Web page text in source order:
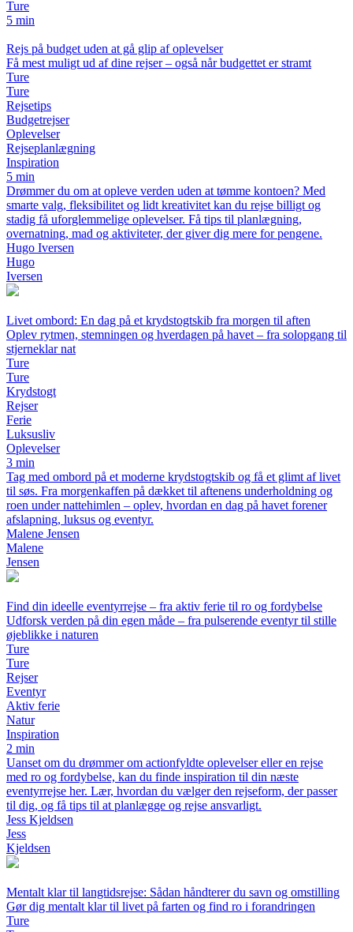
Ture
5 min
Rejs på budget uden at gå glip af oplevelser
Få mest muligt ud af dine rejser – også når budgettet er stramt
Ture
Ture
Rejsetips
Budgetrejser
Oplevelser
Rejseplanlægning
Inspiration
5 min
Drømmer du om at opleve verden uden at tømme kontoen? Med
smarte valg, fleksibilitet og lidt kreativitet kan du rejse billigt og
stadig få uforglemmelige oplevelser. Få tips til planlægning,
overnatning, mad og aktiviteter, der giver dig mere for pengene.
Hugo Iversen
Hugo
Iversen
Livet ombord: En dag på et krydstogtskib fra morgen til aften
Oplev rytmen, stemningen og hverdagen på havet – fra solopgang til
stjerneklar nat
Ture
Ture
Krydstogt
Rejser
Ferie
Luksusliv
Oplevelser
3 min
Tag med ombord på et moderne krydstogtskib og få et glimt af livet
til søs. Fra morgenkaffen på dækket til aftenens underholdning og
roen under nattehimlen – oplev, hvordan en dag på havet forener
afslapning, luksus og eventyr.
Malene Jensen
Malene
Jensen
Find din ideelle eventyrrejse – fra aktiv ferie til ro og fordybelse
Udforsk verden på din egen måde – fra pulserende eventyr til stille
øjeblikke i naturen
Ture
Ture
Rejser
Eventyr
Aktiv ferie
Natur
Inspiration
2 min
Uanset om du drømmer om actionfyldte oplevelser eller en rejse
med ro og fordybelse, kan du finde inspiration til din næste
eventyrrejse her. Lær, hvordan du vælger den rejseform, der passer
til dig, og få tips til at planlægge og rejse ansvarligt.
Jess Kjeldsen
Jess
Kjeldsen
Mentalt klar til langtidsrejse: Sådan håndterer du savn og omstilling
Gør dig mentalt klar til livet på farten og find ro i forandringen
Ture